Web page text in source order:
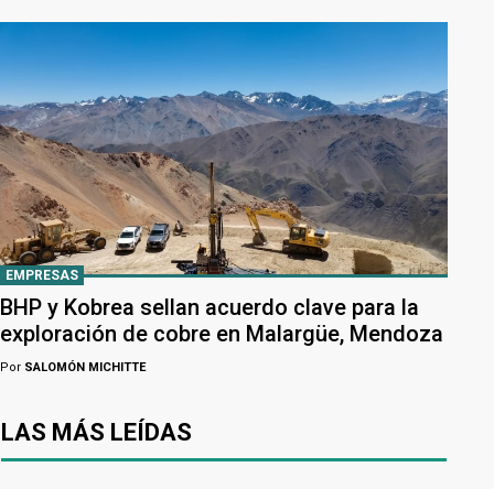
EMPRESAS
BHP y Kobrea sellan acuerdo clave para la
exploración de cobre en Malargüe, Mendoza
Por SALOMÓN MICHITTE
LAS MÁS LEÍDAS